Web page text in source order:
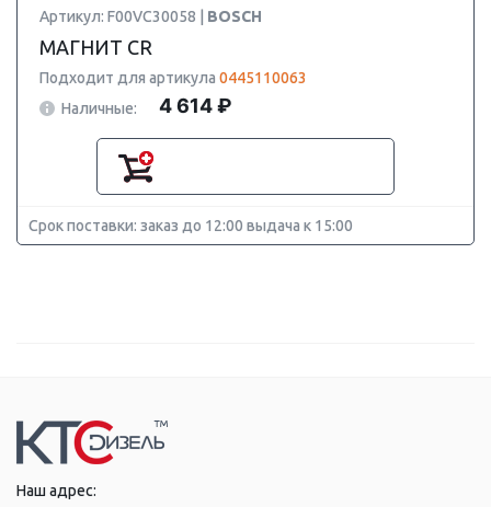
Артикул: F00VC30058 | BOSCH
МАГНИТ CR
Подходит для артикула 0445110063
Наличные:
4 614 ₽
Срок поставки: заказ до 12:00 выдача к 15:00
Наш адрес: